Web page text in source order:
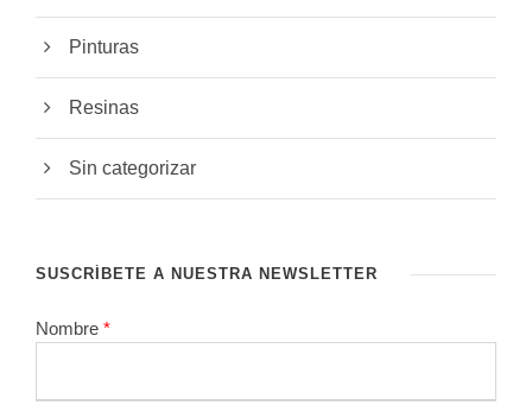
Pinturas
Resinas
Sin categorizar
SUSCRÍBETE A NUESTRA NEWSLETTER
Nombre *